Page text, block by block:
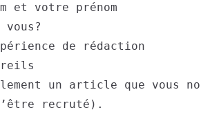
et votre prénom
vous?
de rédaction
un article que vous
recruté).